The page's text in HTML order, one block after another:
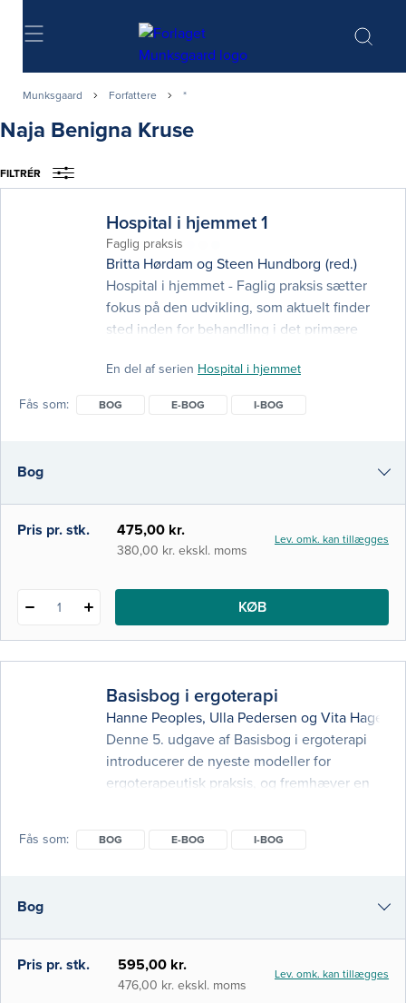
Søg
Munksgaard Forfattere *
Naja Benigna Kruse
FILTRÉR
Hospital i hjemmet 1
Faglig praksis
Britta Hørdam og Steen Hundborg (red.)
Hospital i hjemmet - Faglig praksis sætter
fokus på den udvikling, som aktuelt finder
sted inden for behandling i det primære
sygeplejestuderende, studerende på de
Udviklinge
En del af serien Hospital i hjemmet
Fås som BOG E-BOG I-BOG
Bog
e-bog
Pris pr. stk. 475,00 kr.
380,00 kr. ekskl. moms
Lev. omk. kan tillægges
1 KØB
Basisbog i ergoterapi
Hanne Peoples, Ulla Pedersen og Vita
Denne 5. udgave af Basisbog i ergoterapi
introducerer de nyeste modeller for
ergoterapeutisk praksis, og fremhæver en
ergoterapeuter i monofaglige, tværfaglige
kontekster. Samtidig er nogle emner, der før
havde et selvstændigt kapitel, blevet
inkorporeret
Fås som BOG E-BOG I-BOG
Bog
e-bog
Pris pr. stk. 595,00 kr.
476,00 kr. ekskl. moms
Lev. omk. kan tillægges